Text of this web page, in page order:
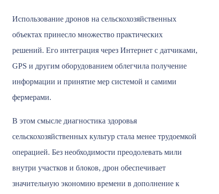
Использование дронов на сельскохозяйственных
объектах принесло множество практических
решений. Его интеграция через Интернет с датчиками,
GPS и другим оборудованием облегчила получение
информации и принятие мер системой и самими
фермерами.
В этом смысле диагностика здоровья
сельскохозяйственных культур стала менее трудоемкой
операцией. Без необходимости преодолевать мили
внутри участков и блоков, дрон обеспечивает
значительную экономию времени в дополнение к